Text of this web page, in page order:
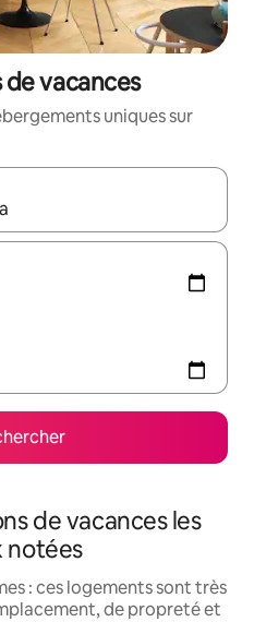
vacances
uniques sur
utilisez les flèches vers le
de vacances les
notées
: ces logements sont très
de propreté et